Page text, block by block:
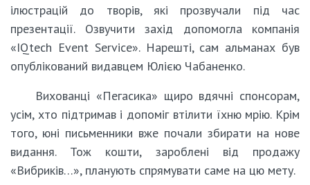
ілюстрацій до творів, які прозвучали під час
презентації. Озвучити захід допомогла компанія
«IQtech Event Service». Нарешті, сам альманах був
опублікований видавцем Юлією Чабаненко.
Вихованці «Пегасика» щиро вдячні спонсорам,
усім, хто підтримав і допоміг втілити їхню мрію. Крім
того, юні письменники вже почали збирати на нове
видання. Тож кошти, зароблені від продажу
«Вибриків…», планують спрямувати саме на цю мету.